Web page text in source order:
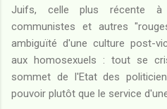
Juifs, celle plus récente à
communistes et autres
ambiguïté d'une culture post-
aux homosexuels : tout se
sommet de l'Etat des
pouvoir plutôt que le service